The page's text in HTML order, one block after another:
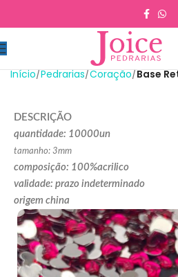
Início Pedrarias Coração Base
DESCRIÇÃO
quantidade: 10000un
tamanho: 3mm
composição: 100%acrilico
validade: prazo indeterminado
origem china